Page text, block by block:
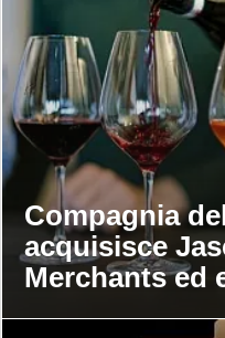
Compagnia
acquisisce
Merchants ed